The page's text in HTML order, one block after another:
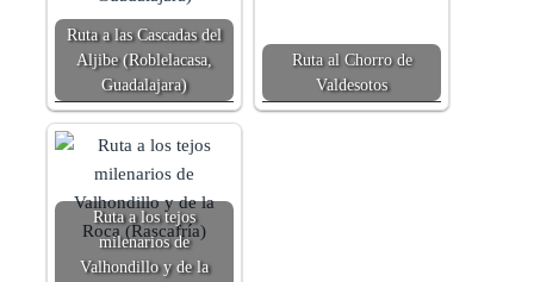
Ruta a las Cascadas del
Aljibe (Roblelacasa,
Guadalajara)
Ruta al Chorro de
Valdesotos
Ruta a los tejos
milenarios de
Valhondillo y de la